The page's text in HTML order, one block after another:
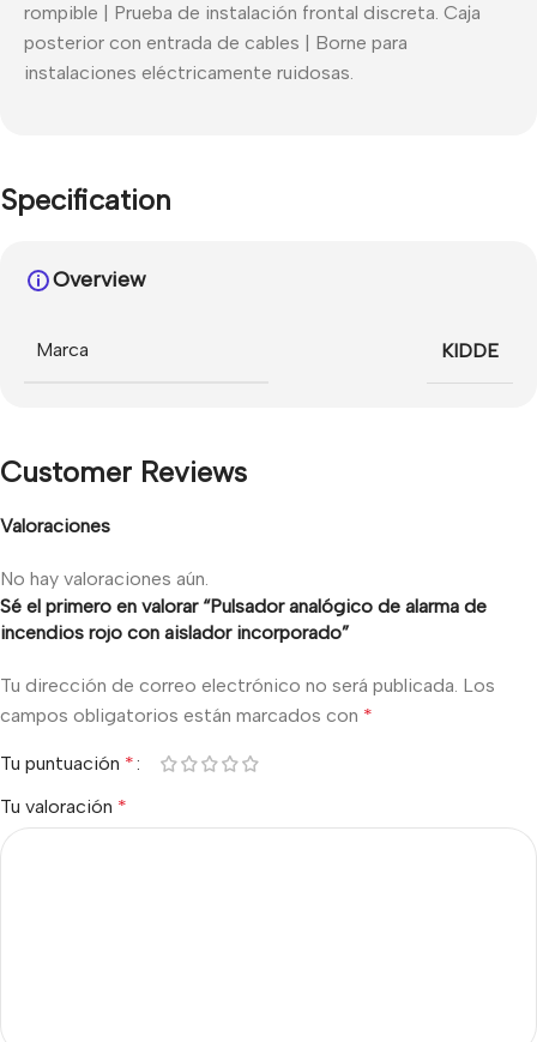
rompible | Prueba de instalación frontal discreta. Caja
posterior con entrada de cables | Borne para
instalaciones eléctricamente ruidosas.
Specification
Overview
Marca KIDDE
Customer Reviews
Valoraciones
No hay valoraciones aún.
Sé el primero en valorar “Pulsador analógico de alarma de
incendios rojo con aislador incorporado”
Tu dirección de correo electrónico no será publicada. Los
campos obligatorios están marcados con *
Tu puntuación *
Tu valoración *